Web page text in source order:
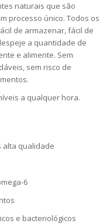
naturais que são
processo único. Todos os
de armazenar, fácil de
a quantidade de
e alimente. Sem
sem risco de
a qualquer hora.
alta qualidade
6
e bacteriológicos